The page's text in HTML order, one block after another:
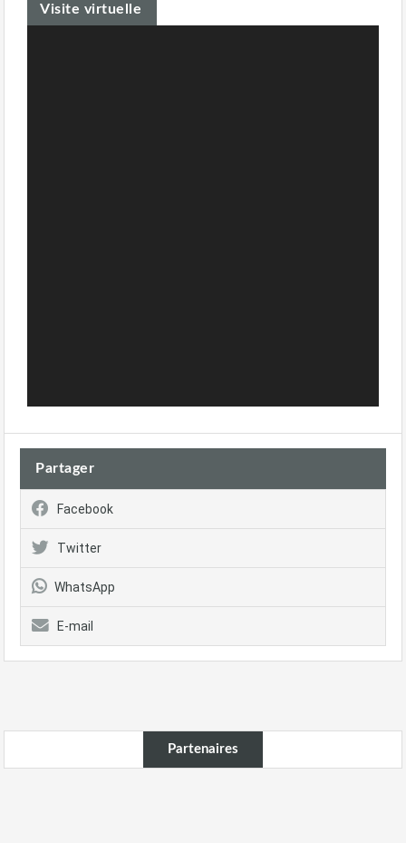
Visite virtuelle
Partager
Facebook
Twitter
WhatsApp
E-mail
Partenaires